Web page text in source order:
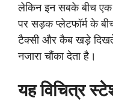
लेकिन इन सबके बीच
पर सड़क प्लेटफॉर्म के
टैक्सी और कैब खड़े
नजारा चौंका देता है।
यह विचित्र